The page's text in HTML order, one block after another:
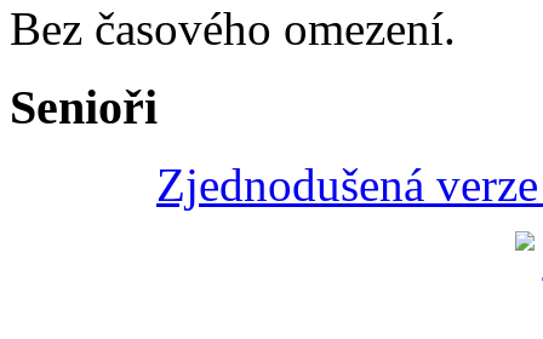
Bez časového omezení.
Senioři
Zjednodušená